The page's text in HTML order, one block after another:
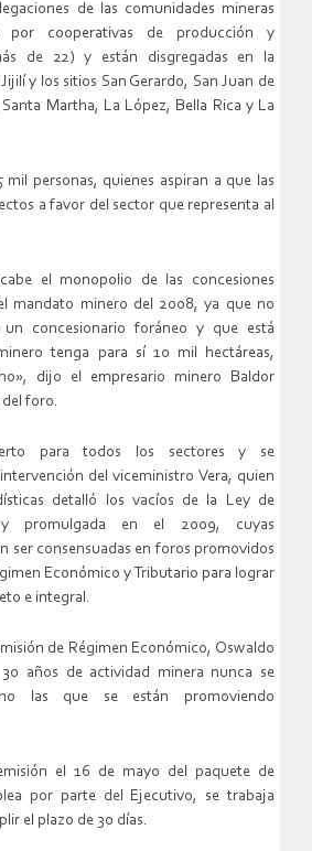
de las comunidades mineras
por cooperativas de producción y
de 22) y están disgregadas en la
y los sitios San Gerardo, San Juan de
Martha, La López, Bella Rica y La
mil personas, quienes aspiran a que las
a favor del sector que representa al
el monopolio de las concesiones
mandato minero del 2008, ya que no
concesionario foráneo y que está
tenga para sí 10 mil hectáreas,
dijo el empresario minero Baldor
foro.
para todos los sectores y se
del viceministro Vera, quien
detalló los vacíos de la Ley de
y promulgada en el 2009, cuyas
ser consensuadas en foros promovidos
Económico y Tributario para lograr
e integral.
de Régimen Económico, Oswaldo
años de actividad minera nunca se
las que se están promoviendo
el 16 de mayo del paquete de
por parte del Ejecutivo, se trabaja
el plazo de 30 días.